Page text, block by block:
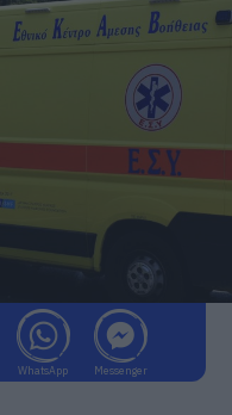
WhatsApp Messenger